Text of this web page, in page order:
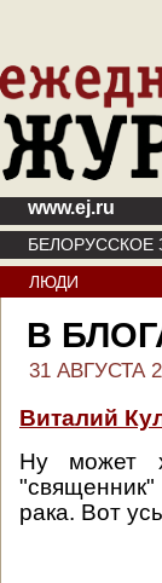
www.ej.ru
БЕЛОРУССКОЕ
ЛЮДИ
В
31 АВГУСТА
Виталий
Ну может
"священник"
рака. Вот